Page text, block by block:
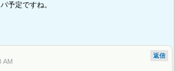
予定ですね。
AM
返信